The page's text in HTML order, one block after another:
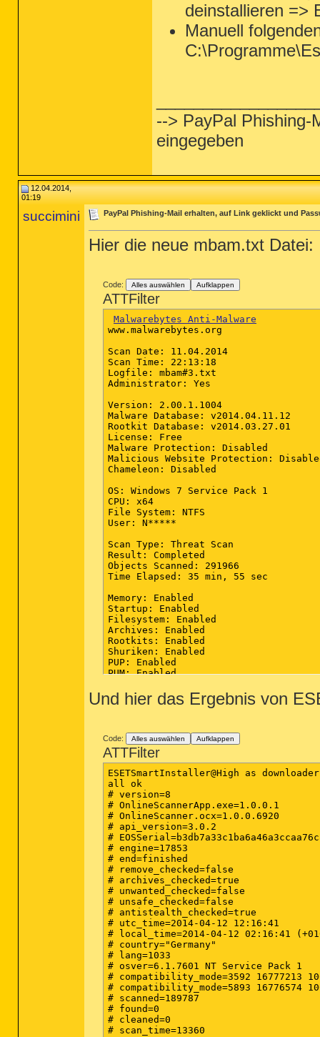
2014-04-11 12:17 - 2014-04-11
deinstallieren =>
Manuell
--> PayPal Phishing-
eingegeben
12.04.2014,
01:19
succimini PayPal Phishing-Mail erhalten, auf Link geklickt und
Hier die neue mbam.txt Datei:
Code: Alles auswählen Aufklappen
ATTFilter
Malwarebytes Anti-Malware
www.malwarebytes.org
Scan Date: 11.04.2014
Scan Time: 22:13:18
Logfile: mbam#3.txt
Administrator: Yes
Version: 2.00.1.1004
Malware Database: v2014.04.11.12
Rootkit Database: v2014.03.27.01
License: Free
Malware Protection: Disabled
Malicious Website Protection:
Chameleon: Disabled
OS: Windows 7 Service Pack 1
CPU: x64
File System: NTFS
User: N*****
Scan Type: Threat Scan
Result: Completed
Objects Scanned: 291966
Time Elapsed: 35 min, 55 sec
Memory: Enabled
Startup: Enabled
Filesystem: Enabled
Archives: Enabled
Rootkits: Enabled
Shuriken: Enabled
PUP: Enabled
PUM: Enabled
Processes: 0
(No malicious items detected)
(No malicious items detected)
Registry Keys: 0
(No malicious items detected)
Registry Values: 0
(No malicious items detected)
Registry Data: 0
(No malicious items detected)
Folders: 0
(No malicious items detected)
Files: 0
(No malicious items detected)
Physical Sectors: 0
(No malicious items detected)
(end)
Und hier das Ergebnis von
Code: Alles auswählen Aufklappen
ATTFilter
ESETSmartInstaller@High as
all ok
# version=8
# OnlineScannerApp.exe=1.0.0.1
# OnlineScanner.ocx=1.0.0.6920
# api_version=3.0.2
#
# engine=17853
# end=finished
# remove_checked=false
# archives_checked=true
# unwanted_checked=false
# unsafe_checked=false
# antistealth_checked=true
# utc_time=2014-04-12 12:16:41
# local_time=2014-04-12 02:16:41
# country="Germany"
# lang=1033
# osver=6.1.7601 NT Service Pack 1
# compatibility_mode=3592 16777213
# compatibility_mode=5893 16776574
# scanned=189787
# found=0
# cleaned=0
# scan_time=13360